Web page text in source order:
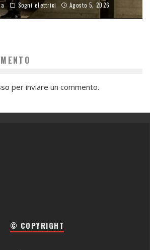
Sogni elettrici Agosto 5, 2026
per inviare un commento.
© COPYRIGHT